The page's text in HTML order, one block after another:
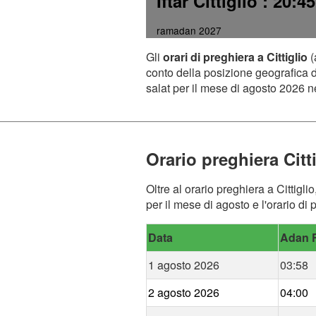
ramadan 2027
Gli orari di preghiera a Cittiglio
conto della posizione geografica
salat per il mese di agosto 2026
Orario preghiera
Oltre al orario preghiera a
per il mese di agosto e l'orario di
Data
Adan
1 agosto 2026
03:58
2 agosto 2026
04:00